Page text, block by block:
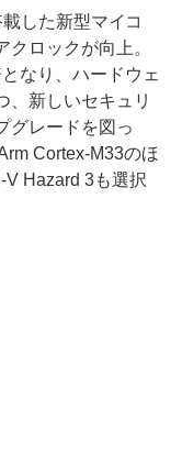
した新型マイコ
ロックが向上。
なり、ハードウェ
、新しいセキュリ
グレードを図っ
Cortex-M33のほ
Hazard 3も選択